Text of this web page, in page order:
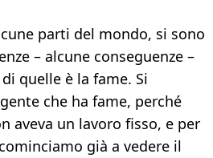
parti del mondo, si sono
– alcune conseguenze –
quelle è la fame. Si
che ha fame, perché
aveva un lavoro fisso, e per
già a vedere il